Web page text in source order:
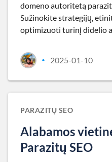
domeno autoritetą
Sužinokite strategijų,
optimizuoti turinį didelio
• 2025-01-10
PARAZITŲ SEO
Alabamos
Parazitų SEO